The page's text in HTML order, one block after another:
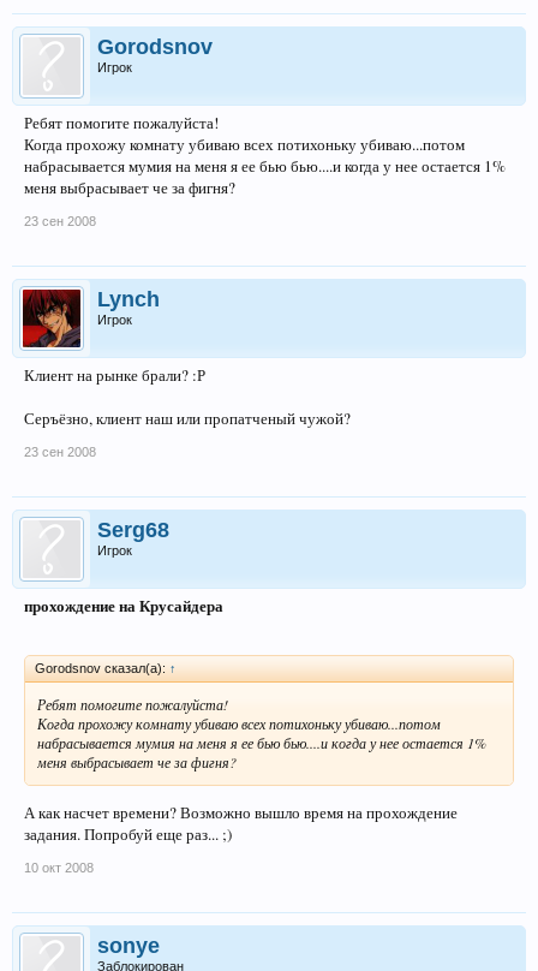
Gorodsnov
Игрок
Ребят помогите пожалуйста!
Когда прохожу комнату убиваю всех потихоньку убиваю...потом
набрасывается мумия на меня я ее бью бью....и когда у нее остается 1%
меня выбрасывает че за фигня?
23 сен 2008
Lynch
Игрок
Клиент на рынке брали? :Р
Серъёзно, клиент наш или пропатченый чужой?
23 сен 2008
Serg68
Игрок
прохождение на Крусайдера
Gorodsnov сказал(а): ↑
Ребят помогите пожалуйста!
Когда прохожу комнату убиваю всех потихоньку убиваю...потом
набрасывается мумия на меня я ее бью бью....и когда у нее остается 1%
меня выбрасывает че за фигня?
А как насчет времени? Возможно вышло время на прохождение
задания. Попробуй еще раз... ;)
10 окт 2008
sonye
Заблокирован